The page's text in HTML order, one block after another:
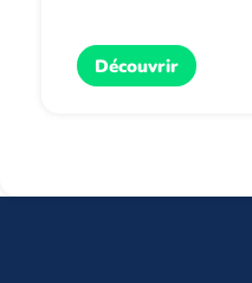
Découvrir